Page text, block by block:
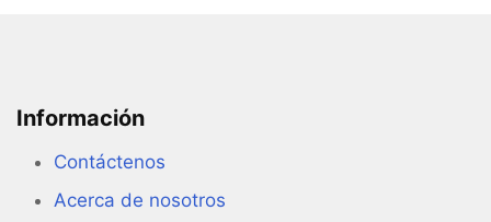
Información
Contáctenos
Acerca de nosotros